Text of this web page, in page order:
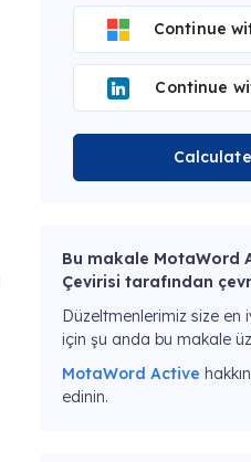
Continue
Continue
Bu makale MotaWord
Çevirisi tarafından
Düzeltmenlerimiz size en
için şu anda bu makale
MotaWord Active
edinin.